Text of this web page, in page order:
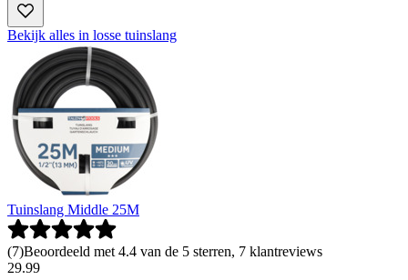
Bekijk alles in losse tuinslang
Tuinslang Middle 25M
(7)Beoordeeld met 4.4 van de 5 sterren, 7 klantreviews
29.99